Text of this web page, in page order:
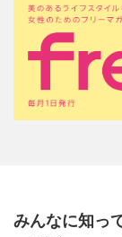
みんなに知っ